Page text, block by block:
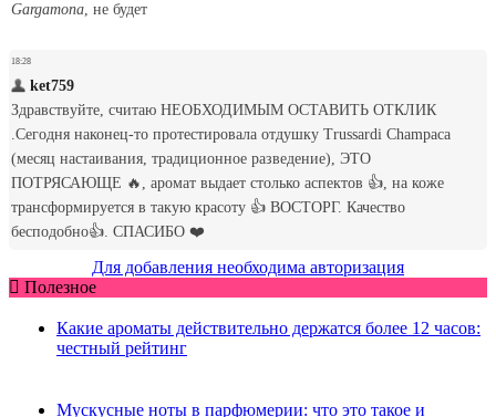
Для добавления необходима авторизация
Полезное
Какие ароматы действительно держатся более 12 часов:
честный рейтинг
Мускусные ноты в парфюмерии: что это такое и